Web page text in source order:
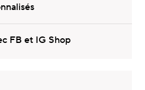
FB et IG Shop